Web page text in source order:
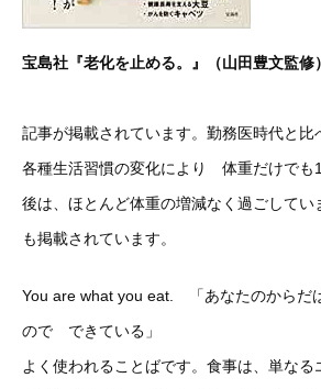
宝島社『老化を止める。』（山田豊文監修）
記事が掲載されています。勤務医時代と
各種生活習慣の変化により 体重だけでも
後は、ほとんど体重の増減なく過ごしてい
も掲載されています。
You are what you eat. 「あなたのからだ
ので できている」
よく使われることばです。食事は、単な